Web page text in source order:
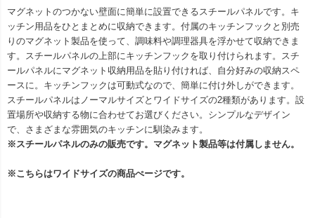
マグネットのつかない壁面に簡単に設置できるスチールパネルです。キ
ッチン用品をひとまとめに収納できます。付属のキッチンフックと別売
りのマグネット製品を使って、調味料や調理器具を浮かせて収納できま
す。スチールパネルの上部にキッチンフックを取り付けられます。スチ
ールパネルにマグネット収納用品を貼り付ければ、自分好みの収納スペ
ースに。キッチンフックは可動式なので、簡単に付け外しができます。
スチールパネルはノーマルサイズとワイドサイズの2種類があります。設
置場所や収納する物に合わせてお選びください。シンプルなデザイン
で、さまざまな雰囲気のキッチンに馴染みます。
※スチールパネルのみの販売です。マグネット製品等は付属しません。
※こちらはワイドサイズの商品ぺージです。